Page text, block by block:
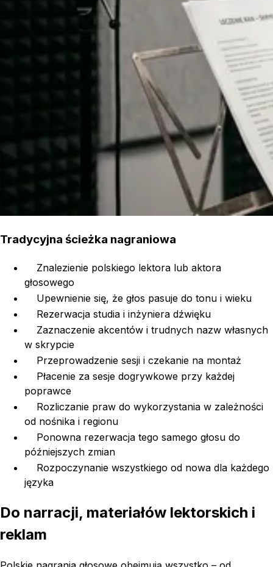
Tradycyjna ścieżka nagraniowa
Znalezienie polskiego lektora lub aktora
głosowego
Upewnienie się, że głos pasuje do tonu i wieku
Rezerwacja studia i inżyniera dźwięku
Zaznaczenie akcentów i trudnych nazw własnych
w skrypcie
Przeprowadzenie sesji i czekanie na montaż
Płacenie za sesje dogrywkowe przy każdej
poprawce
Rozliczanie praw do wykorzystania w zależności
od nośnika i regionu
Ponowna rezerwacja tego samego głosu do
późniejszych zmian
Rozpoczynanie wszystkiego od nowa dla każdego
języka
Do narracji, materiałów lektorskich i
reklam